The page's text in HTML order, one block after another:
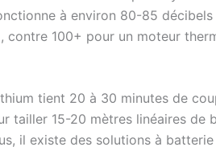
à environ 80-85
contre 100+ pour un moteur
tient 20 à 30 minutes de
tailler 15-20 mètres linéaires de
il existe des solutions à